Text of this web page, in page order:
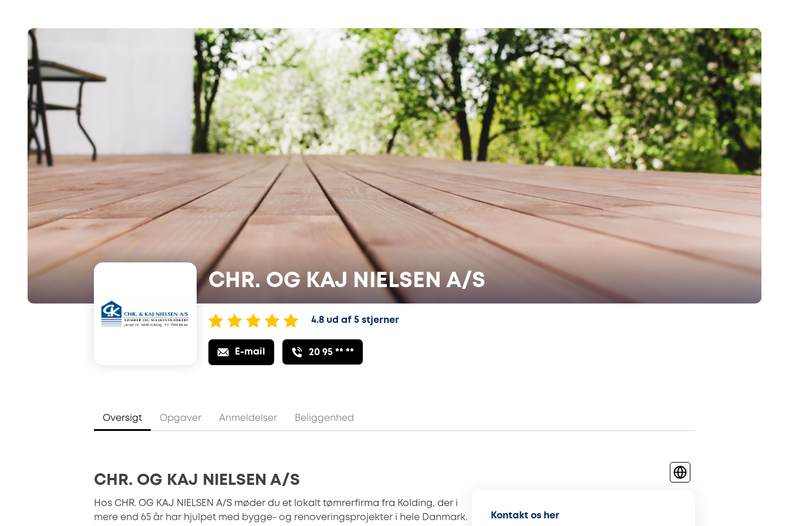
CHR. OG KAJ NIELSEN A/S
4.8 ud af 5 stjerner
E-mail 20 95 ** **
Oversigt Opgaver Anmeldelser Beliggenhed
CHR. OG KAJ NIELSEN A/S
Hos CHR. OG KAJ NIELSEN A/S møder du et lokalt tømrerfirma fra Kolding, der i
mere end 65 år har hjulpet med bygge- og renoveringsprojekter i hele Danmark.
Kontakt os her